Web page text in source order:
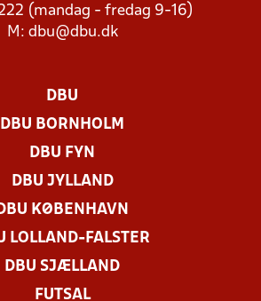
(mandag - fredag 9-16)
M: dbu@dbu.dk
DBU
DBU BORNHOLM
DBU FYN
DBU JYLLAND
DBU KØBENHAVN
LOLLAND-FALSTER
DBU SJÆLLAND
FUTSAL